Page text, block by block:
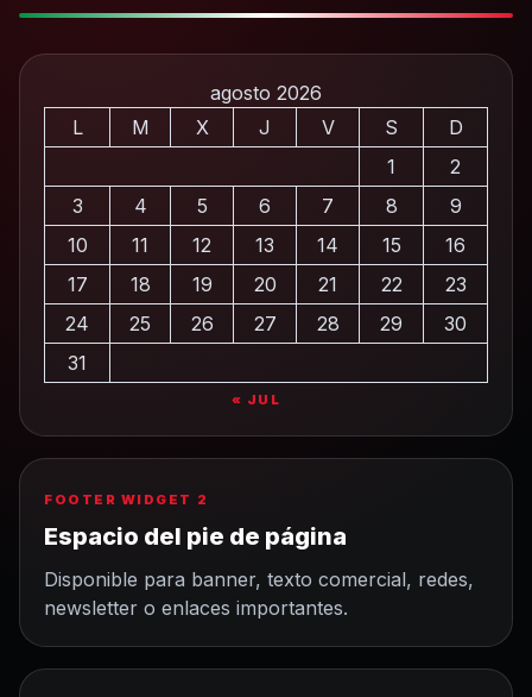
agosto 2026
L
M X J V S
D
1
2
3
4 5 6 7 8
9
10
11 12 13 14 15
16
17
18 19 20 21 22
23
24
25 26 27 28 29
30
31
« JUL
FOOTER WIDGET 2
Espacio del pie de página
Disponible para banner, texto comercial, redes,
newsletter o enlaces importantes.